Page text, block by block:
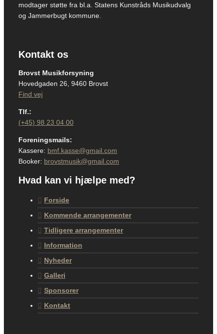
modtager støtte fra bl.a. Statens Kunstråds Musikudvalg
og Jammerbugt kommune.
Kontakt os
Brovst Musikforsyning
Hovedgaden 26, 9460 Brovst
Find vej
Tlf.:
(+45) 98 23 04 00
Foreningsmails:
Kassere: bmf.kasse@gmail.com
Booker: brovstmusik@gmail.com
Hvad kan vi hjælpe med?
Forside
Kommende arrangementer
Tidligere arrangementer
Information
Nyheder
Galleri
Sponsorer
Kontakt